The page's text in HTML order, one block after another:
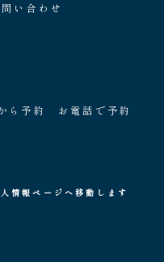
い合わせ
ら予約 お電話で予約
情報ページへ移動します